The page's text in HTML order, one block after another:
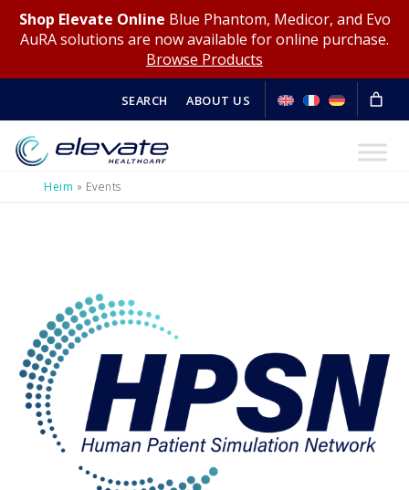
Shop Elevate Online Blue Phantom, Medicor, and Evo
AuRA solutions are now available for online purchase.
Browse Products
SEARCH ABOUT US
Heim » Events